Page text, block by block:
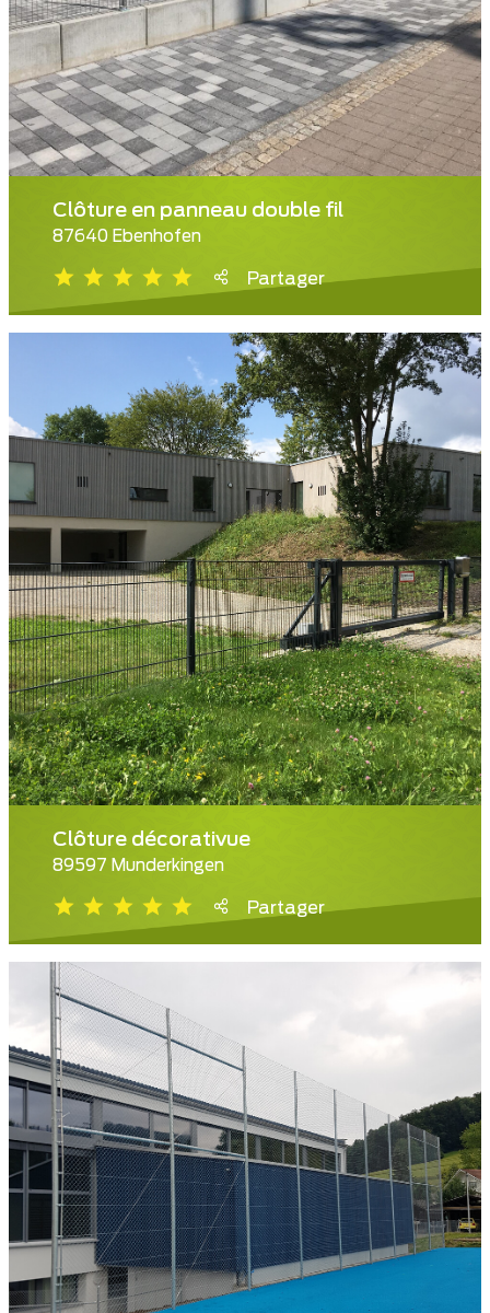
Clôture en panneau double fil
87640 Ebenhofen
Partager
Clôture décorativue
89597 Munderkingen
Partager